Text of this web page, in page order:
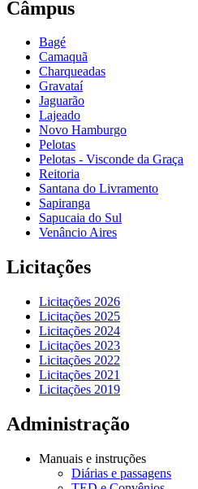
Câmpus
Bagé
Camaquã
Charqueadas
Gravataí
Jaguarão
Lajeado
Novo Hamburgo
Pelotas
Pelotas - Visconde da Graça
Reitoria
Santana do Livramento
Sapiranga
Sapucaia do Sul
Venâncio Aires
Licitações
Licitações 2026
Licitações 2025
Licitações 2024
Licitações 2023
Licitações 2022
Licitações 2021
Licitações 2019
Administração
Manuais e instruções
Diárias e passagens